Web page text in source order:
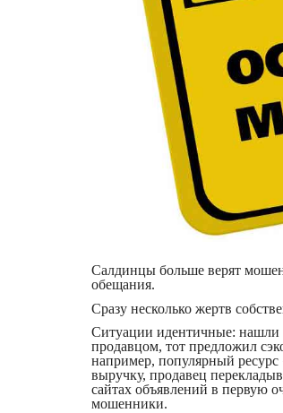
Салдинцы больше верят
обещания.
Сразу несколько жертв
Ситуации идентичные: нашли
продавцом, тот предложил
например, популярный ресурс
выручку, продавец
сайтах объявлений в первую
мошенники.